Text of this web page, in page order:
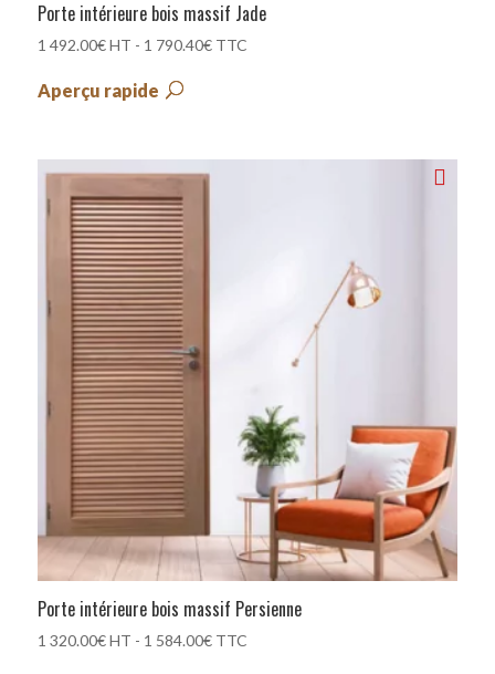
Porte intérieure bois massif Jade
1 492.00€ HT - 1 790.40€TTC
Aperçu rapide
Porte intérieure bois massif Persienne
1 320.00€ HT - 1 584.00€TTC